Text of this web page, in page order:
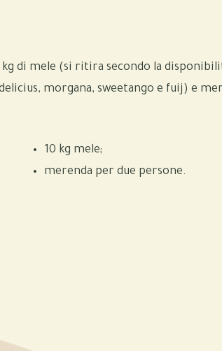
di mele (si ritira secondo la
morgana, sweetango e fuij) e
10 kg mele;
merenda per due persone.